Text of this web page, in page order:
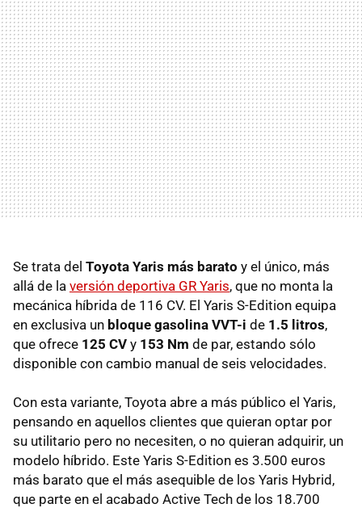
Se trata del Toyota Yaris más barato y el único, más
allá de la versión deportiva GR Yaris, que no monta la
mecánica híbrida de 116 CV. El Yaris S-Edition equipa
en exclusiva un bloque gasolina VVT-i de 1.5 litros,
que ofrece 125 CV y 153 Nm de par, estando sólo
disponible con cambio manual de seis velocidades.
Con esta variante, Toyota abre a más público el Yaris,
pensando en aquellos clientes que quieran optar por
su utilitario pero no necesiten, o no quieran adquirir, un
modelo híbrido. Este Yaris S-Edition es 3.500 euros
más barato que el más asequible de los Yaris Hybrid,
que parte en el acabado Active Tech de los 18.700